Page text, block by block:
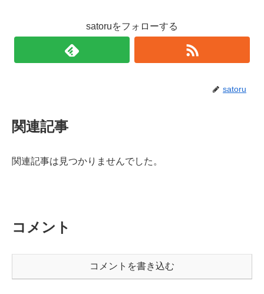
satoruをフォローする
satoru
関連記事
関連記事は見つかりませんでした。
コメント
コメントを書き込む